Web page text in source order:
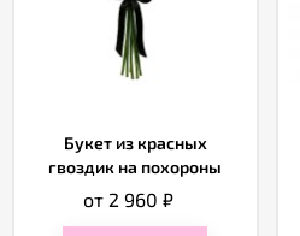
Букет из красных
гвоздик на похороны
от 2 960 ₽